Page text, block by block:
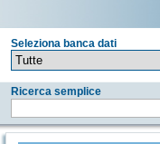
Seleziona banca dati
Ricerca semplice